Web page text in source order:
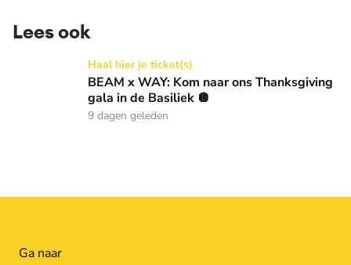
Lees ook
BEAM x WAY: Kom naar ons Thanksgiving gala in de
Haal hier je ticket(s)
BEAM x WAY: Kom naar ons Thanksgiving
gala in de Basiliek 🪩
9 dagen geleden
Ga naar